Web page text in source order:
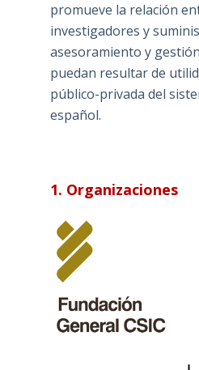
promueve la relación
investigadores y
asesoramiento y
puedan resultar de
público-privada del
español.
1. Organizaciones